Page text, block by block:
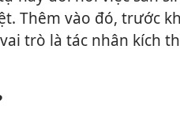
Thêm vào đó, trước
trò là tác nhân kích